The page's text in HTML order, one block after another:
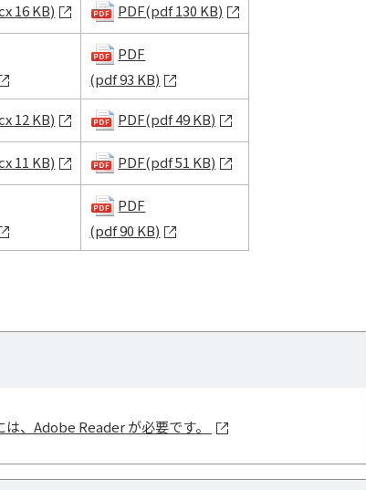
16 KB) PDF(pdf 130 KB)
PDF
(pdf 93 KB)
12 KB) PDF(pdf 49 KB)
11 KB) PDF(pdf 51 KB)
PDF
(pdf 90 KB)
、Adobe Reader が必要です。